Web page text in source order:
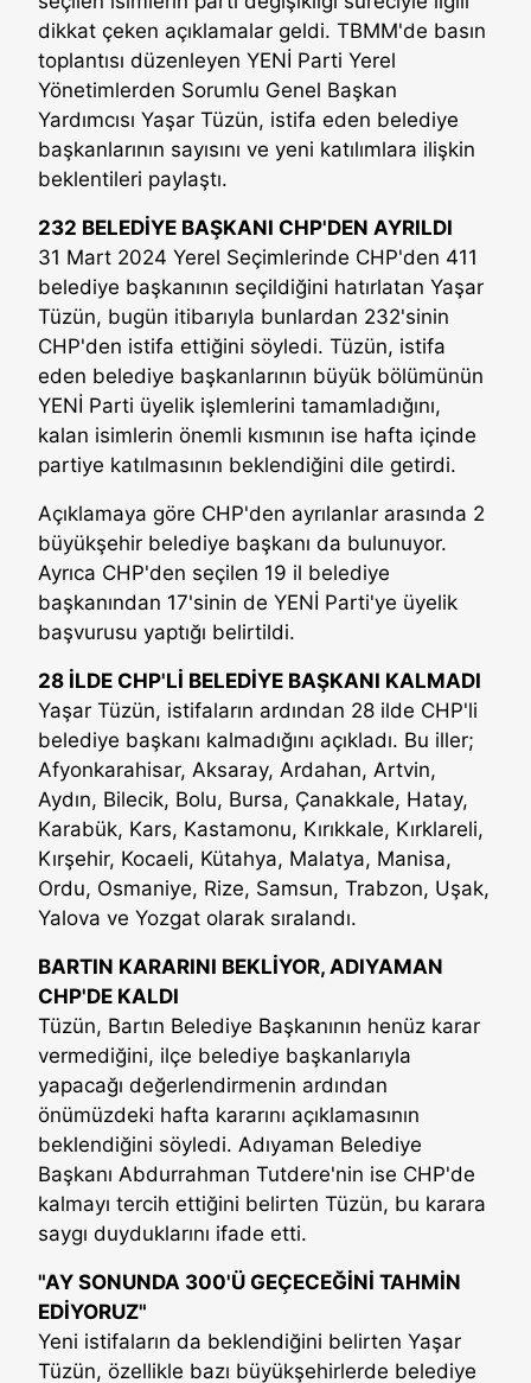
dikkat çeken açıklamalar geldi. TBMM'de basın
toplantısı düzenleyen YENİ Parti Yerel
Yönetimlerden Sorumlu Genel Başkan
Yardımcısı Yaşar Tüzün, istifa eden belediye
başkanlarının sayısını ve yeni katılımlara ilişkin
beklentileri paylaştı.
232 BELEDİYE BAŞKANI CHP'DEN AYRILDI
31 Mart 2024 Yerel Seçimlerinde CHP'den 411
belediye başkanının seçildiğini hatırlatan Yaşar
Tüzün, bugün itibarıyla bunlardan 232'sinin
CHP'den istifa ettiğini söyledi. Tüzün, istifa
eden belediye başkanlarının büyük bölümünün
YENİ Parti üyelik işlemlerini tamamladığını,
kalan isimlerin önemli kısmının ise hafta içinde
partiye katılmasının beklendiğini dile getirdi.
Açıklamaya göre CHP'den ayrılanlar arasında 2
büyükşehir belediye başkanı da bulunuyor.
Ayrıca CHP'den seçilen 19 il belediye
başkanından 17'sinin de YENİ Parti'ye üyelik
başvurusu yaptığı belirtildi.
28 İLDE CHP'Lİ BELEDİYE BAŞKANI KALMADI
Yaşar Tüzün, istifaların ardından 28 ilde CHP'li
belediye başkanı kalmadığını açıkladı. Bu iller;
Afyonkarahisar, Aksaray, Ardahan, Artvin,
Aydın, Bilecik, Bolu, Bursa, Çanakkale, Hatay,
Karabük, Kars, Kastamonu, Kırıkkale, Kırklareli,
Kırşehir, Kocaeli, Kütahya, Malatya, Manisa,
Ordu, Osmaniye, Rize, Samsun, Trabzon, Uşak,
Yalova ve Yozgat olarak sıralandı.
BARTIN KARARINI BEKLİYOR, ADIYAMAN
CHP'DE KALDI
Tüzün, Bartın Belediye Başkanının henüz karar
vermediğini, ilçe belediye başkanlarıyla
yapacağı değerlendirmenin ardından
önümüzdeki hafta kararını açıklamasının
beklendiğini söyledi. Adıyaman Belediye
Başkanı Abdurrahman Tutdere'nin ise CHP'de
kalmayı tercih ettiğini belirten Tüzün, bu karara
saygı duyduklarını ifade etti.
"AY SONUNDA 300'Ü GEÇECEĞİNİ TAHMİN
EDİYORUZ"
Yeni istifaların da beklendiğini belirten Yaşar
Tüzün, özellikle bazı büyükşehirlerde belediye